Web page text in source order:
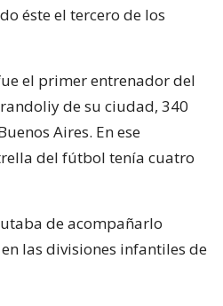
éste el tercero de los
el primer entrenador del
de su ciudad, 340
Aires. En ese
del fútbol tenía cuatro
de acompañarlo
las divisiones infantiles de